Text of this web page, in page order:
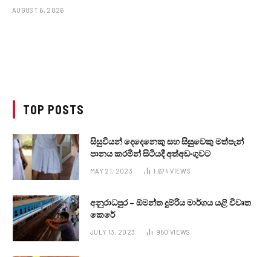
AUGUST 6, 2026
TOP POSTS
සිසුවියන් දෙදෙනෙකු සහ සිසුවෙකු මත්පැන්
පානය කරමින් සිටියදී අත්අඩංගුවට
MAY 21, 2023 1,674VIEWS
අනුරාධපුර – ඕමන්ත දුම්රිය මාර්ගය යළි විවෘත
කෙරේ
JULY 13, 2023 950 VIEWS